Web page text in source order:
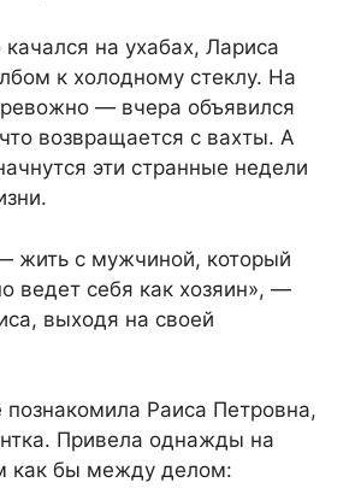
на ухабах, Лариса
к холодному стеклу. На
— вчера объявился
возвращается с вахты. А
эти странные недели
жить с мужчиной, который
ведет себя как хозяин», —
выходя на своей
Раиса Петровна,
Привела однажды на
как бы между делом: